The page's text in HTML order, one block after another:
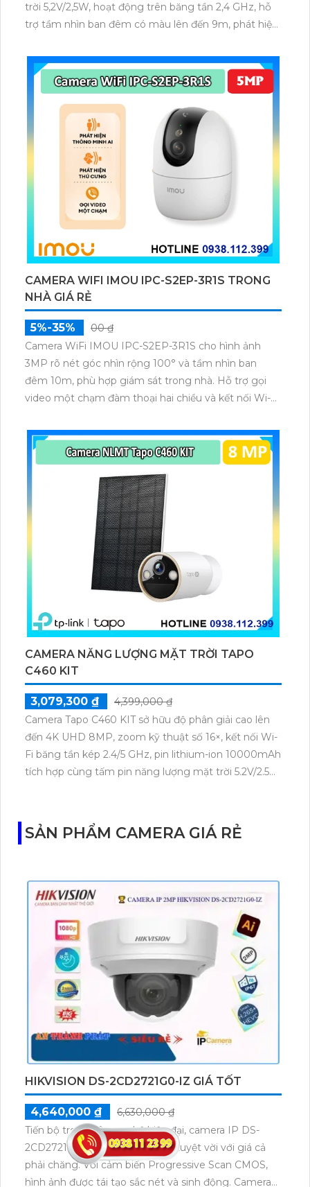
trời 5,2V/2,5W, hoạt động trên băng tần 2,4 GHz, hỗ
trợ tầm nhìn ban đêm có màu lên đến 9m, phát hiện
dữ liệu qua thẻ microSD lên đến 512GB.
CAMERA WIFI IMOU IPC-S2EP-3R1S TRONG
NHÀ GIÁ RẺ
5%-35%
00 ₫
Camera WiFi IMOU IPC-S2EP-3R1S cho hình ảnh
3MP rõ nét góc nhìn rộng 100° và tầm nhìn ban
đêm 10m, phù hợp giám sát trong nhà. Hỗ trợ gọi
video một chạm đàm thoại hai chiều và kết nối Wi-Fi
microSD tối đa 256GB hoặc lưu đám mây dễ lắp đặt
cho gia đình và văn phòng nhỏ.
CAMERA NĂNG LƯỢNG MẶT TRỜI TAPO
C460 KIT
3,079,300 ₫
4,399,000 ₫
Camera Tapo C460 KIT sở hữu độ phân giải cao lên
đến 4K UHD 8MP, zoom kỹ thuật số 16×, kết nối Wi-
Fi băng tần kép 2.4/5 GHz, pin lithium-ion 10000mAh
tích hợp cùng tấm pin năng lượng mặt trời 5.2V/2.5W.
SẢN PHẨM CAMERA GIÁ RẺ
HIKVISION DS-2CD2721G0-IZ GIÁ TỐT
4,640,000 ₫
6,630,000 ₫
Tiến bộ trong công nghệ hiện đại, camera IP DS-
2CD2721G0-IZ là một lựa chọn tuyệt vời với giá cả
phải chăng. Với cảm biến Progressive Scan CMOS,
hình ảnh được tái tạo sắc nét và sinh động. Camera